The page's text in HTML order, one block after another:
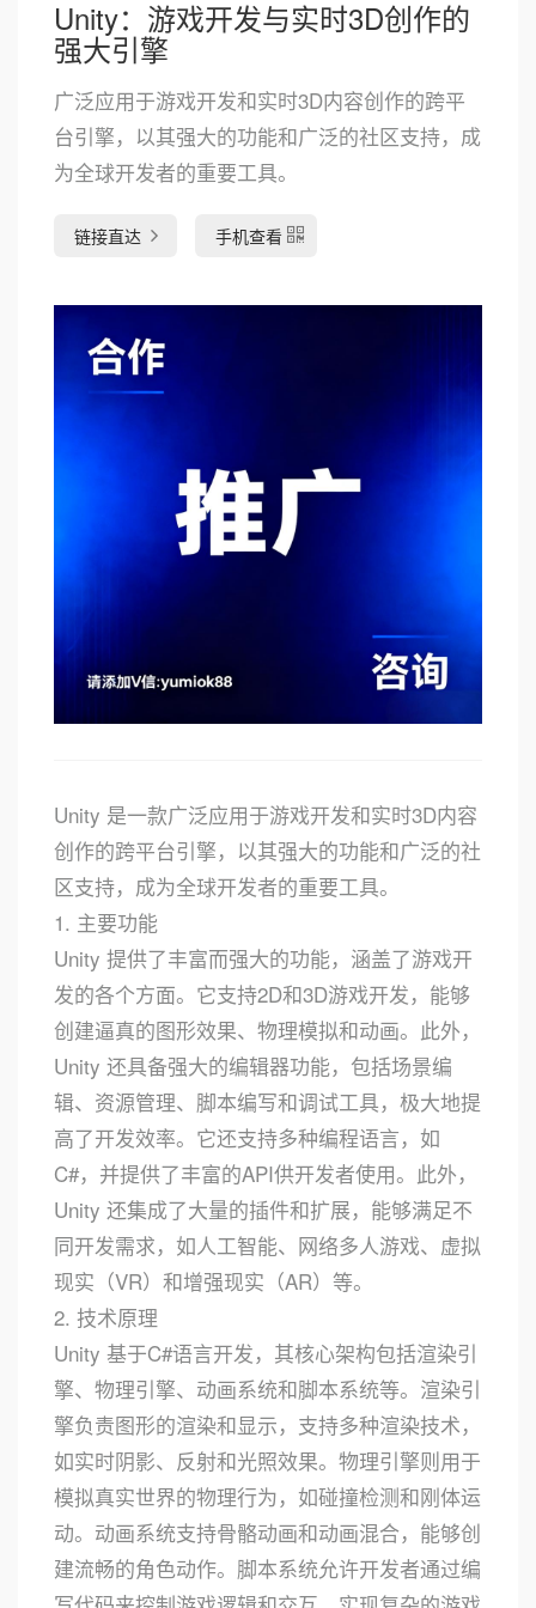
Unity：游戏开发与实时3D创作的
强大引擎
广泛应用于游戏开发和实时3D内容创作的跨平
台引擎，以其强大的功能和广泛的社区支持，成
为全球开发者的重要工具。
链接直达 手机查看
Unity 是一款广泛应用于游戏开发和实时3D内容
创作的跨平台引擎，以其强大的功能和广泛的社
区支持，成为全球开发者的重要工具。
1. 主要功能
Unity 提供了丰富而强大的功能，涵盖了游戏开
发的各个方面。它支持2D和3D游戏开发，能够
创建逼真的图形效果、物理模拟和动画。此外，
Unity 还具备强大的编辑器功能，包括场景编
辑、资源管理、脚本编写和调试工具，极大地提
高了开发效率。它还支持多种编程语言，如
C#，并提供了丰富的API供开发者使用。此外，
Unity 还集成了大量的插件和扩展，能够满足不
同开发需求，如人工智能、网络多人游戏、虚拟
现实（VR）和增强现实（AR）等。
2. 技术原理
Unity 基于C#语言开发，其核心架构包括渲染引
擎、物理引擎、动画系统和脚本系统等。渲染引
擎负责图形的渲染和显示，支持多种渲染技术，
如实时阴影、反射和光照效果。物理引擎则用于
模拟真实世界的物理行为，如碰撞检测和刚体运
动。动画系统支持骨骼动画和动画混合，能够创
建流畅的角色动作。脚本系统允许开发者通过编